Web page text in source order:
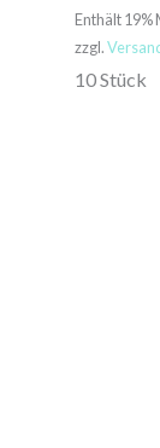
Enthält 19%
zzgl.
10 Stück